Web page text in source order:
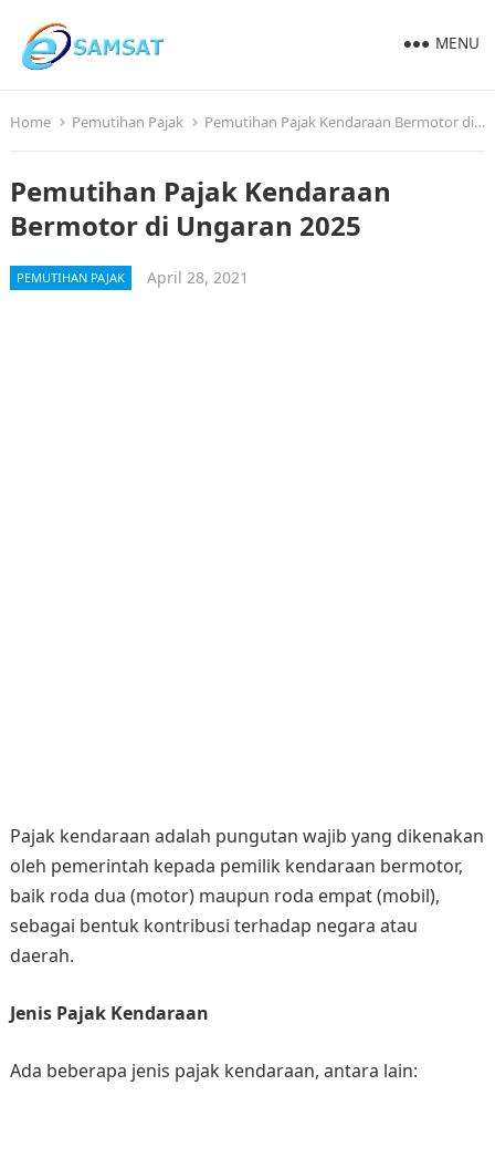
MENU
Home Pemutihan Pajak Pemutihan Pajak Kendaraan Bermotor di Ungaran 2025
Pemutihan Pajak Kendaraan
Bermotor di Ungaran 2025
PEMUTIHAN PAJAK April 28, 2021
Pajak kendaraan adalah pungutan wajib yang dikenakan
oleh pemerintah kepada pemilik kendaraan bermotor,
baik roda dua (motor) maupun roda empat (mobil),
sebagai bentuk kontribusi terhadap negara atau
daerah.
Jenis Pajak Kendaraan
Ada beberapa jenis pajak kendaraan, antara lain: